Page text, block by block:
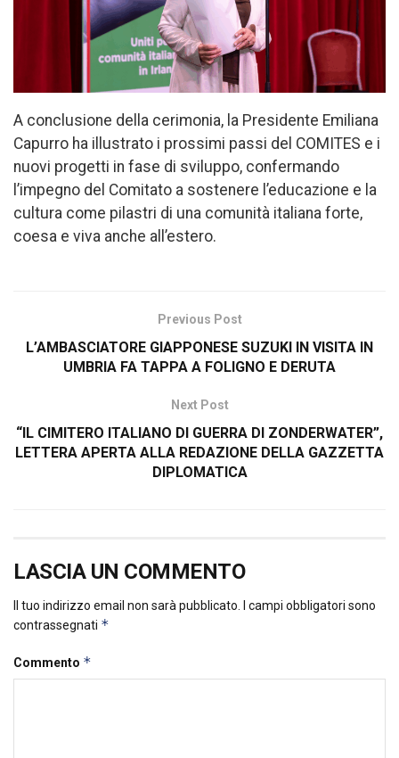
A conclusione della cerimonia, la Presidente Emiliana
Capurro ha illustrato i prossimi passi del COMITES e i
nuovi progetti in fase di sviluppo, confermando
l’impegno del Comitato a sostenere l’educazione e la
cultura come pilastri di una comunità italiana forte,
coesa e viva anche all’estero.
Previous Post
L’AMBASCIATORE GIAPPONESE SUZUKI IN VISITA IN
UMBRIA FA TAPPA A FOLIGNO E DERUTA
Next Post
“IL CIMITERO ITALIANO DI GUERRA DI ZONDERWATER”,
LETTERA APERTA ALLA REDAZIONE DELLA GAZZETTA
DIPLOMATICA
LASCIA UN COMMENTO
Il tuo indirizzo email non sarà pubblicato.
I campi obbligatori sono
contrassegnati *
Commento *